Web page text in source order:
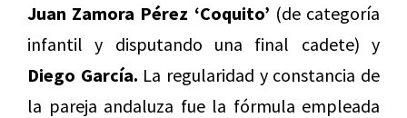
Juan Zamora Pérez ‘Coquito’ (de categoría
infantil y disputando una final cadete) y
Diego García. La regularidad y constancia de
la pareja andaluza fue la fórmula empleada